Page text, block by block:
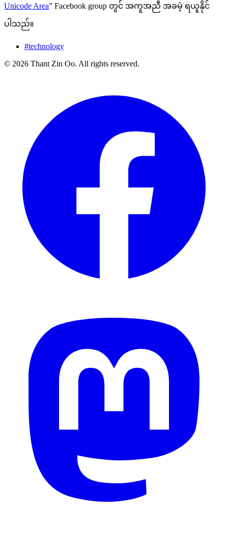
Unicode Area” Facebook group တွင် အကူအညီ အခမဲ့ ရယူနိုင်
ပါသည်။
#technology
© 2026 Thant Zin Oo. All rights reserved.